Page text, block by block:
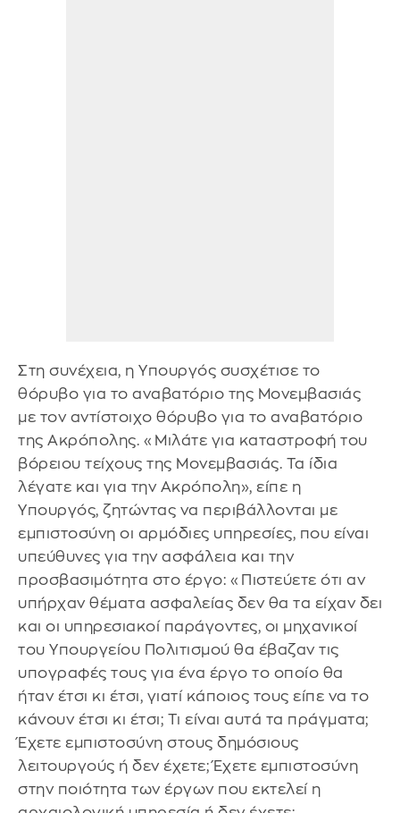
Στη συνέχεια, η Υπουργός συσχέτισε το
θόρυβο για το αναβατόριο της Μονεμβασιάς
με τον αντίστοιχο θόρυβο για το αναβατόριο
της Ακρόπολης. «Μιλάτε για καταστροφή του
βόρειου τείχους της Μονεμβασιάς. Τα ίδια
λέγατε και για την Ακρόπολη», είπε η
Υπουργός, ζητώντας να περιβάλλονται με
εμπιστοσύνη οι αρμόδιες υπηρεσίες, που είναι
υπεύθυνες για την ασφάλεια και την
προσβασιμότητα στο έργο: «Πιστεύετε ότι αν
υπήρχαν θέματα ασφαλείας δεν θα τα είχαν δει
και οι υπηρεσιακοί παράγοντες, οι μηχανικοί
του Υπουργείου Πολιτισμού θα έβαζαν τις
υπογραφές τους για ένα έργο το οποίο θα
ήταν έτσι κι έτσι, γιατί κάποιος τους είπε να το
κάνουν έτσι κι έτσι; Τι είναι αυτά τα πράγματα;
Έχετε εμπιστοσύνη στους δημόσιους
λειτουργούς ή δεν έχετε; Έχετε εμπιστοσύνη
στην ποιότητα των έργων που εκτελεί η